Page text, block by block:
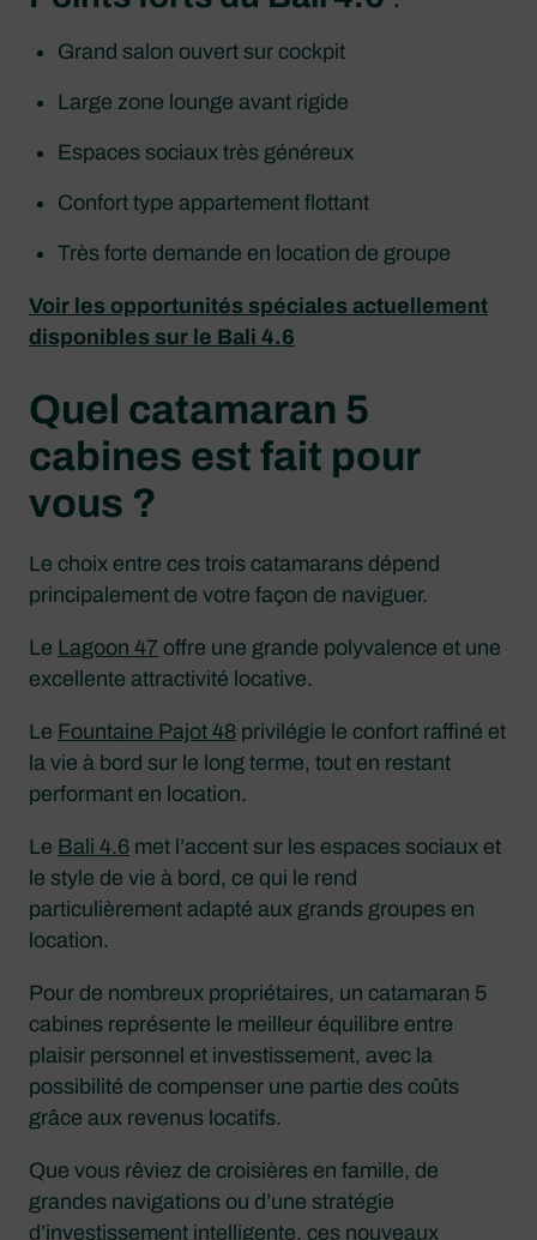
Grand salon ouvert sur cockpit
Large zone lounge avant rigide
Espaces sociaux très généreux
Confort type appartement flottant
Très forte demande en location de groupe
Voir les opportunités spéciales actuellement
disponibles sur le Bali 4.6
Quel catamaran 5
cabines est fait pour
vous ?
Le choix entre ces trois catamarans dépend
principalement de votre façon de naviguer.
Le Lagoon 47 offre une grande polyvalence et une
excellente attractivité locative.
Le Fountaine Pajot 48 privilégie le confort raffiné et
la vie à bord sur le long terme, tout en restant
performant en location.
Le Bali 4.6 met l’accent sur les espaces sociaux et
le style de vie à bord, ce qui le rend
particulièrement adapté aux grands groupes en
location.
Pour de nombreux propriétaires, un catamaran 5
cabines représente le meilleur équilibre entre
plaisir personnel et investissement, avec la
possibilité de compenser une partie des coûts
grâce aux revenus locatifs.
Que vous rêviez de croisières en famille, de
grandes navigations ou d’une stratégie
d’investissement intelligente, ces nouveaux